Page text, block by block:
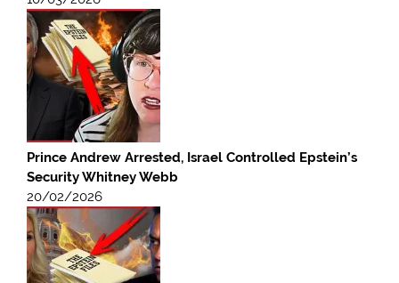
Prince Andrew Arrested, Israel Controlled Epstein’s
Security Whitney Webb
20/02/2026